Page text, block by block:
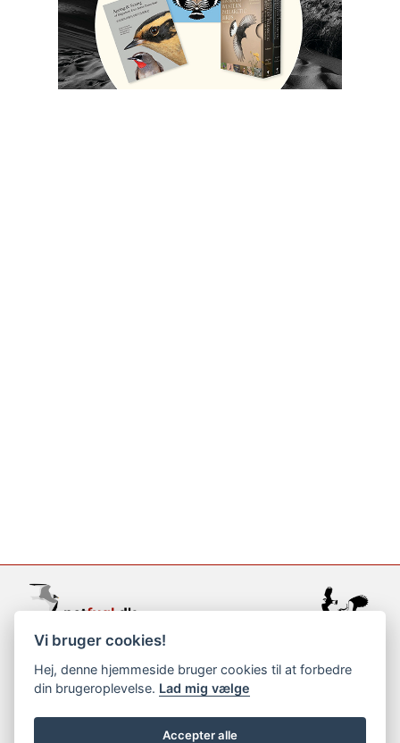
support@netfugl.dk
copyright © 2002-2023
Vi bruger cookies!
Hej, denne hjemmeside bruger cookies til at forbedre
din brugeroplevelse. Lad mig vælge
Accepter alle